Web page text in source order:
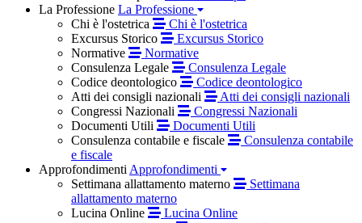
La Professione La Professione
Chi è l'ostetrica
Chi è l'ostetrica
Excursus Storico
Excursus Storico
Normative
Normative
Consulenza Legale
Consulenza Legale
Codice deontologico
Codice deontologico
Atti dei consigli nazionali
Atti dei consigli nazionali
Congressi Nazionali
Congressi Nazionali
Documenti Utili
Documenti Utili
Consulenza contabile e fiscale
Consulenza contabile
e fiscale
Approfondimenti Approfondimenti
Settimana allattamento materno
Settimana
allattamento materno
Lucina Online
Lucina Online